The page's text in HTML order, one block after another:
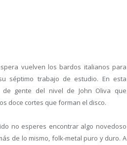
vuelven los bardos italianos para
séptimo trabajo de estudio. En esta
de gente del nivel de John Oliva que
doce cortes que forman el disco.
no esperes encontrar algo novedoso
de lo mismo, folk-metal puro y duro. A